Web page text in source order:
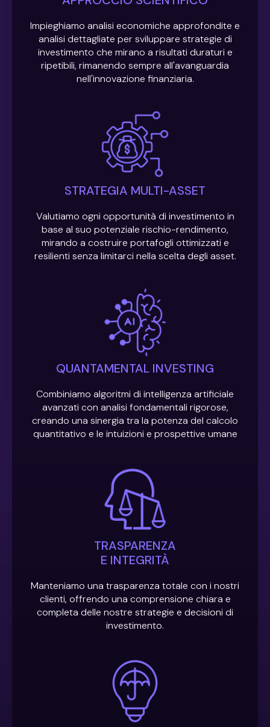
Impieghiamo analisi economiche approfondite e
analisi dettagliate per sviluppare strategie di
investimento che mirano a risultati duraturi e
ripetibili, rimanendo sempre all'avanguardia
nell'innovazione finanziaria.
STRATEGIA MULTI-ASSET
Valutiamo ogni opportunità di investimento in
base al suo potenziale rischio-rendimento,
mirando a costruire portafogli ottimizzati e
resilienti senza limitarci nella scelta degli asset.
QUANTAMENTAL INVESTING
Combiniamo algoritmi di intelligenza artificiale
avanzati con analisi fondamentali rigorose,
creando una sinergia tra la potenza del calcolo
quantitativo e le intuizioni e prospettive umane
TRASPARENZA
E INTEGRITÀ
Manteniamo una trasparenza totale con i nostri
clienti, offrendo una comprensione chiara e
completa delle nostre strategie e decisioni di
investimento.